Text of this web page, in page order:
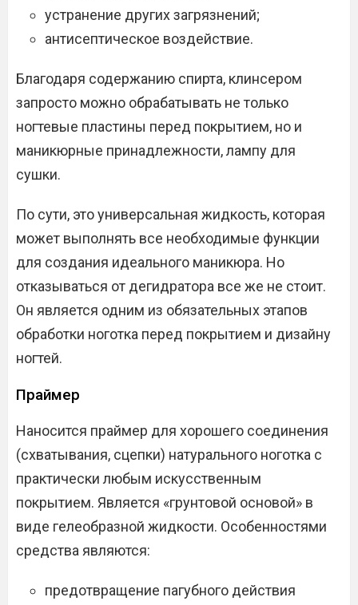
устранение других загрязнений;
антисептическое воздействие.
Благодаря содержанию спирта, клинсером
запросто можно обрабатывать не только
ногтевые пластины перед покрытием, но и
маникюрные принадлежности, лампу для
сушки.
По сути, это универсальная жидкость, которая
может выполнять все необходимые функции
для создания идеального маникюра. Но
отказываться от дегидратора все же не стоит.
Он является одним из обязательных этапов
обработки ноготка перед покрытием и дизайну
ногтей.
Праймер
Наносится праймер для хорошего соединения
(схватывания, сцепки) натурального ноготка с
практически любым искусственным
покрытием. Является «грунтовой основой» в
виде гелеобразной жидкости. Особенностями
средства являются:
предотвращение пагубного действия